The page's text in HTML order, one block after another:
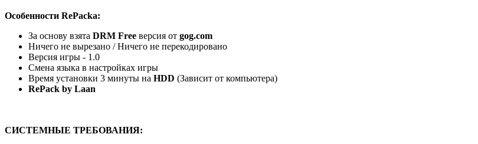
Особенности RePacka:
За основу взята DRM Free версия от gog.com
Ничего не вырезано / Ничего не перекодировано
Версия игры - 1.0
Смена языка в настройках игры
Время установки 3 минуты на HDD (Зависит от компьютера)
RePack by Laan
СИСТЕМНЫЕ ТРЕБОВАНИЯ: